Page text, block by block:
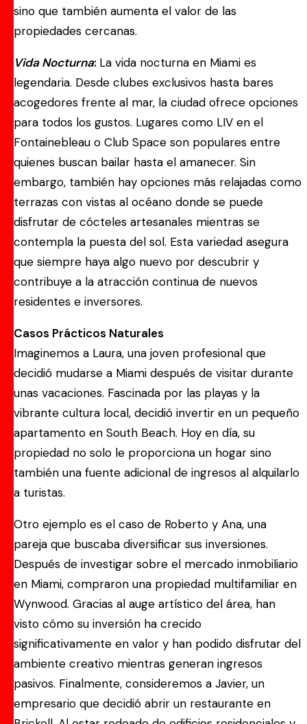
sino que también aumenta el valor de las
propiedades cercanas.
Vida Nocturna: La vida nocturna en Miami es
legendaria. Desde clubes exclusivos hasta bares
acogedores frente al mar, la ciudad ofrece opciones
para todos los gustos. Lugares como LIV en el
Fontainebleau o Club Space son populares entre
quienes buscan bailar hasta el amanecer. Sin
embargo, también hay opciones más relajadas como
terrazas con vistas al océano donde se puede
disfrutar de cócteles artesanales mientras se
contempla la puesta del sol. Esta variedad asegura
que siempre haya algo nuevo por descubrir y
contribuye a la atracción continua de nuevos
residentes e inversores.
Casos Prácticos Naturales
Imaginemos a Laura, una joven profesional que
decidió mudarse a Miami después de visitar durante
unas vacaciones. Fascinada por las playas y la
vibrante cultura local, decidió invertir en un pequeño
apartamento en South Beach. Hoy en día, su
propiedad no solo le proporciona un hogar sino
también una fuente adicional de ingresos al alquilarlo
a turistas.
Otro ejemplo es el caso de Roberto y Ana, una
pareja que buscaba diversificar sus inversiones.
Después de investigar sobre el mercado inmobiliario
en Miami, compraron una propiedad multifamiliar en
Wynwood. Gracias al auge artístico del área, han
visto cómo su inversión ha crecido
significativamente en valor y han podido disfrutar del
ambiente creativo mientras generan ingresos
pasivos. Finalmente, consideremos a Javier, un
empresario que decidió abrir un restaurante en